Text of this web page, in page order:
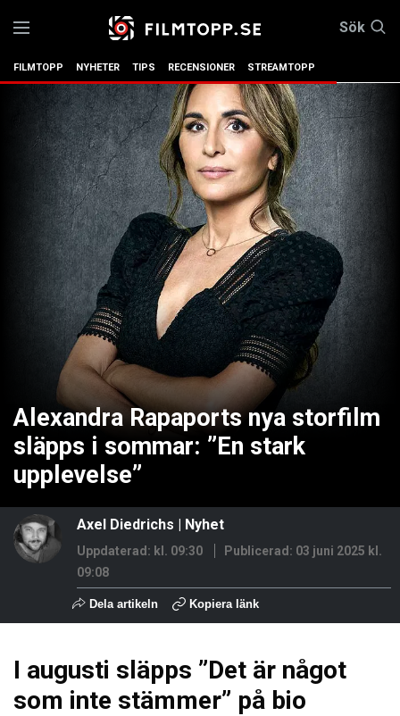
Sök
FILMTOPP NYHETER TIPS RECENSIONER STREAMTOPP
Alexandra Rapaports nya storfilm
släpps i sommar: ”En stark
upplevelse”
Axel Diedrichs | Nyhet
Uppdaterad: kl. 09:30 Publicerad: 03 juni 2025 kl.
09:08
Dela artikeln Kopiera länk
I augusti släpps ”Det är något
som inte stämmer” på bio